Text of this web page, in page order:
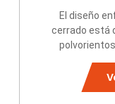
El diseño
cerrado está